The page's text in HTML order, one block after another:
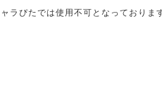
ラぴたでは使用不可となっておりま